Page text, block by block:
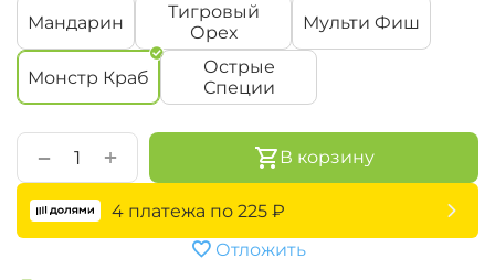
Мандарин
Тигровый
Орех
Мульти Фиш
Монстр Краб
Острые
Специи
+
− В корзину
4 платежа по 225 ₽
Отложить